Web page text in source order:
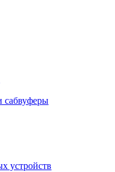
сабвуферы
устройств